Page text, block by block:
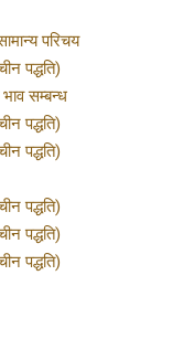
परिचय
पद्धति)
सम्बन्ध
पद्धति)
पद्धति)
पद्धति)
पद्धति)
पद्धति)